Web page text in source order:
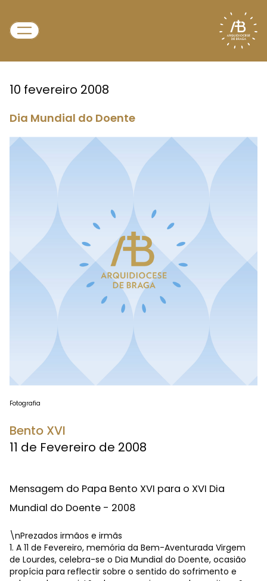
10 fevereiro 2008
Dia Mundial do Doente
Fotografia
Bento XVI
11 de Fevereiro de 2008
Mensagem do Papa Bento XVI para o XVI Dia
Mundial do Doente - 2008
\nPrezados irmãos e irmãs
1. A 11 de Fevereiro, memória da Bem-Aventurada Virgem
de Lourdes, celebra-se o Dia Mundial do Doente, ocasião
propícia para reflectir sobre o sentido do sofrimento e